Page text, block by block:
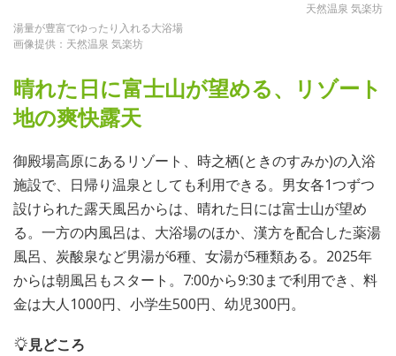
天然温泉 気楽坊
湯量が豊富でゆったり入れる大浴場
画像提供：天然温泉 気楽坊
晴れた日に富士山が望める、リゾート
地の爽快露天
御殿場高原にあるリゾート、時之栖(ときのすみか)の入浴
施設で、日帰り温泉としても利用できる。男女各1つずつ
設けられた露天風呂からは、晴れた日には富士山が望め
る。一方の内風呂は、大浴場のほか、漢方を配合した薬湯
風呂、炭酸泉など男湯が6種、女湯が5種類ある。2025年
からは朝風呂もスタート。7:00から9:30まで利用でき、料
金は大人1000円、小学生500円、幼児300円。
見どころ